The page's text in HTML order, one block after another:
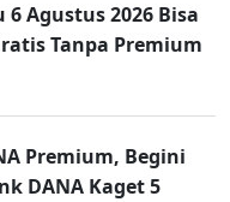
6 Agustus 2026 Bisa
Tanpa Premium
Premium, Begini
DANA Kaget 5